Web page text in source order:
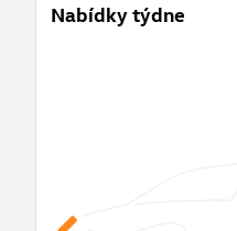
Nabídky týdne